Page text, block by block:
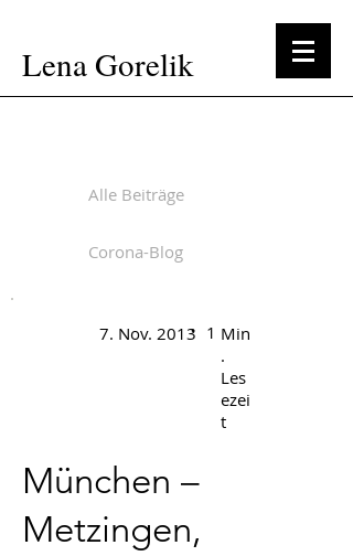
Lena Gorelik
Alle Beiträge
Corona-Blog
7. Nov. 2013
. 1 Min
.
Les
ezei
t
München –
Metzingen,